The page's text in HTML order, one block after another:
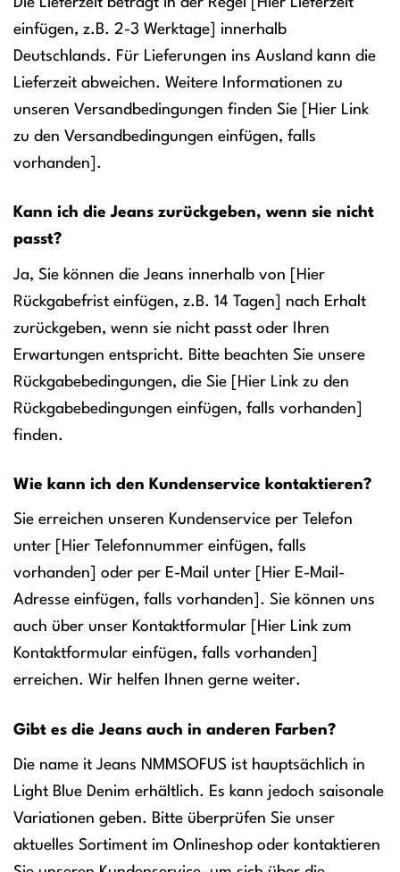
einfügen, z.B. 2-3 Werktage] innerhalb
Deutschlands. Für Lieferungen ins Ausland kann die
Lieferzeit abweichen. Weitere Informationen zu
unseren Versandbedingungen finden Sie [Hier Link
zu den Versandbedingungen einfügen, falls
vorhanden].
Kann ich die Jeans zurückgeben, wenn sie nicht
passt?
Ja, Sie können die Jeans innerhalb von [Hier
Rückgabefrist einfügen, z.B. 14 Tagen] nach Erhalt
zurückgeben, wenn sie nicht passt oder Ihren
Erwartungen entspricht. Bitte beachten Sie unsere
Rückgabebedingungen, die Sie [Hier Link zu den
Rückgabebedingungen einfügen, falls vorhanden]
finden.
Wie kann ich den Kundenservice kontaktieren?
Sie erreichen unseren Kundenservice per Telefon
unter [Hier Telefonnummer einfügen, falls
vorhanden] oder per E-Mail unter [Hier E-Mail-
Adresse einfügen, falls vorhanden]. Sie können uns
auch über unser Kontaktformular [Hier Link zum
Kontaktformular einfügen, falls vorhanden]
erreichen. Wir helfen Ihnen gerne weiter.
Gibt es die Jeans auch in anderen Farben?
Die name it Jeans NMMSOFUS ist hauptsächlich in
Light Blue Denim erhältlich. Es kann jedoch saisonale
Variationen geben. Bitte überprüfen Sie unser
aktuelles Sortiment im Onlineshop oder kontaktieren